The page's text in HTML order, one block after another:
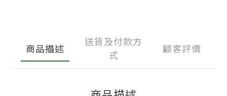
商品描述
送貨及付款方
式
顧客評價